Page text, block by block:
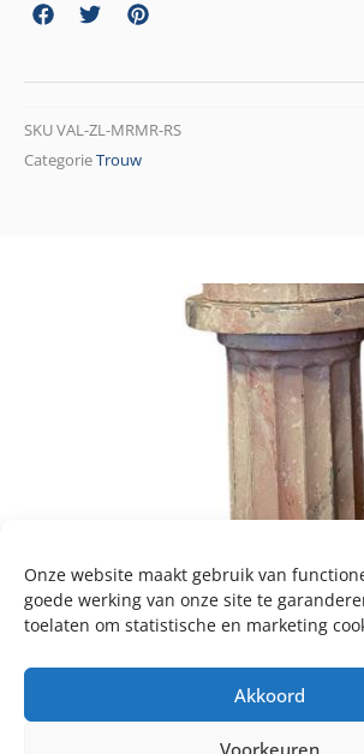
Onze website maakt gebruik van
goede werking van onze site te
toelaten om statistische en marketing
Akkoord
Voorkeuren
SKUVAL-ZL-MRMR-RS
CategorieTrouw